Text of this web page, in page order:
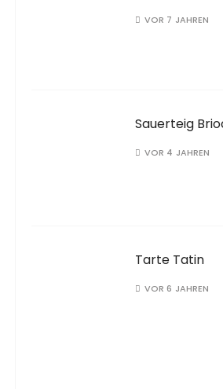
VOR 7 JAHREN
Sauerteig
VOR 4 JAHREN
Tarte Tatin
VOR 6 JAHREN